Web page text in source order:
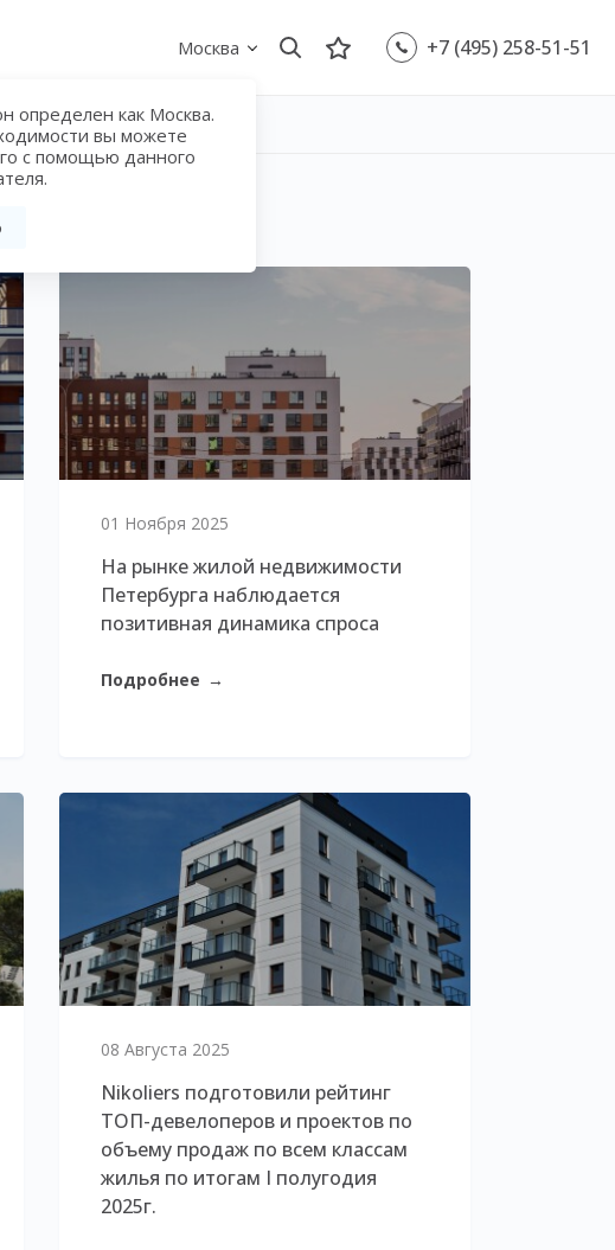
Москва
определен как Москва.
вы можете
с помощью данного
+7 (495) 258-51-51
01 Ноября 2025
На рынке жилой недвижимости
Петербурга наблюдается
позитивная динамика спроса
Подробнее →
08 Августа 2025
Nikoliers подготовили рейтинг
ТОП-девелоперов и проектов по
объему продаж по всем классам
жилья по итогам I полугодия
2025г.